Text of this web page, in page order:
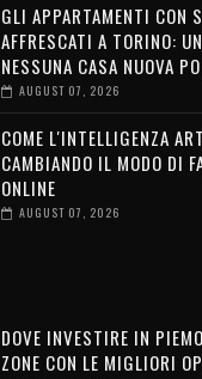
GLI APPARTAMENTI CON
AFFRESCATI A TORINO:
NESSUNA CASA NUOVA
AUGUST 07, 2026
COME L'INTELLIGENZA
CAMBIANDO IL MODO DI
ONLINE
AUGUST 07, 2026
DOVE INVESTIRE IN
ZONE CON LE MIGLIORI